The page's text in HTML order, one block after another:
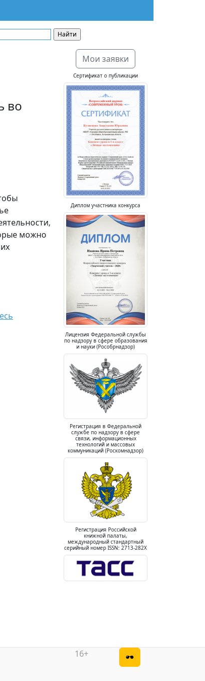
во
можно
Мои заявки
Сертификат о публикации
Диплом участника конкурса
Лицензия Федеральной службы
по надзору в сфере образования
и науки (Рособрнадзор)
Регистрация в Федеральной
службе по надзору в сфере
связи, информационных
технологий и массовых
коммуникаций (Роскомнадзор)
Регистрация Российской
книжной палаты,
международный стандартный
серийный номер ISSN: 2713-282X
16+